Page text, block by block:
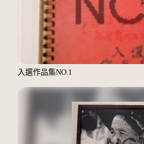
入選作品集NO.1